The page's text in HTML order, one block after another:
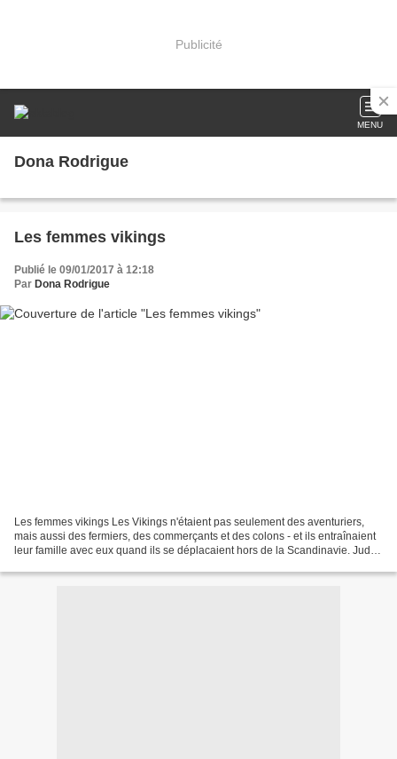
Publicité
MENU
Dona Rodrigue
Les femmes vikings
Publié le 09/01/2017 à 12:18
Par Dona Rodrigue
Les femmes vikings Les Vikings n'étaient pas seulement des aventuriers,
mais aussi des fermiers, des commerçants et des colons - et ils entraînaient
leur famille avec eux quand ils se déplacaient hors de la Scandinavie. Judith